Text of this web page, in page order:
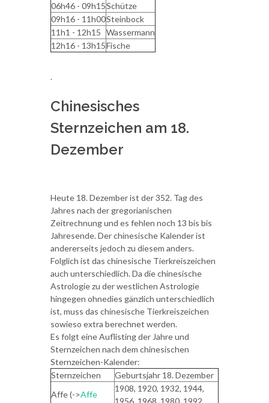
06h46 - 09h15Schütze
09h16 - 11h00Steinbock
11h1 - 12h15 Wassermann
12h16 - 13h15Fische
.
Chinesisches
Sternzeichen am 18.
Dezember
Heute 18. Dezember ist der 352. Tag des
Jahres nach der gregorianischen
Zeitrechnung und es fehlen noch 13 bis bis
Jahresende. Der chinesische Kalender ist
andererseits jedoch zu diesem anders.
Folglich ist das chinesische Tierkreiszeichen
auch unterschiedlich. Da die chinesische
Astrologie zu der westlichen Astrologie
hingegen ohnedies gänzlich unterschiedlich
ist, muss das chinesische Tierkreiszeichen
sowieso extra berechnet werden.
Es folgt eine Auflisting der Jahre und
Sternzeichen nach dem chinesischen
Sternzeichen-Kalender:
Sternzeichen
Geburtsjahr 18. Dezember
Affe (->Affe
1908, 1920, 1932, 1944,
1956, 1968, 1980, 1992,